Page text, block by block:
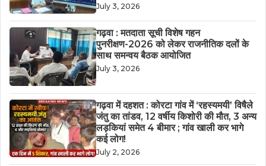
July 3, 2026
गढ़वा : मतदाता सूची विशेष गहन
पुनरीक्षण-2026 को लेकर राजनीतिक दलों के
साथ समन्वय बैठक आयोजित
July 3, 2026
गढ़वा में दहशत : कोरटा गांव में ‘रहस्यमयी’ विषैले
जंतु का तांडव, 12 वर्षीय किशोरी की मौत, 3 अन्य
लड़कियां समेत 4 बीमार ; गांव खाली कर भागे
कई लोग!
July 2, 2026